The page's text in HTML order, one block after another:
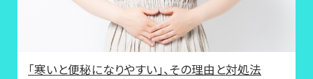
「寒いと便秘になりやすい」、その理由と対処法